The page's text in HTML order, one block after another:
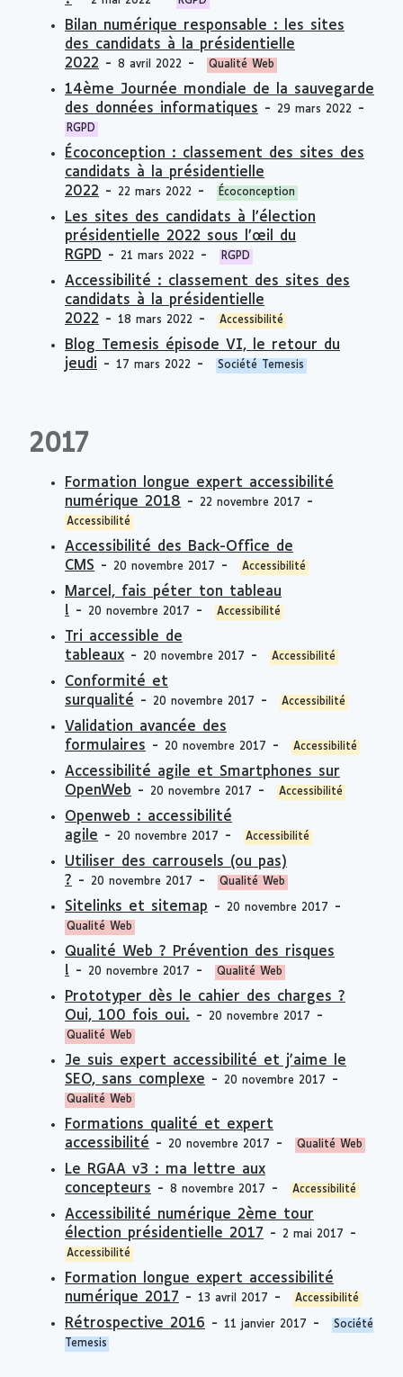
Bilan numérique responsable : les sites
des candidats à la présidentielle
2022 - 8 avril 2022 - Qualité Web
14ème Journée mondiale de la sauvegarde
des données informatiques - 29 mars 2022 -
RGPD
Écoconception : classement des sites des
candidats à la présidentielle
2022 - 22 mars 2022 - Écoconception
Les sites des candidats à l’élection
présidentielle 2022 sous l’œil du
RGPD - 21 mars 2022 - RGPD
Accessibilité : classement des sites des
candidats à la présidentielle
2022 - 18 mars 2022 - Accessibilité
Blog Temesis épisode VI, le retour du
jeudi - 17 mars 2022 - Société Temesis
2017
Formation longue expert accessibilité
numérique 2018 - 22 novembre 2017 -
Accessibilité
Accessibilité des Back-Office de
CMS - 20 novembre 2017 - Accessibilité
Marcel, fais péter ton tableau
! - 20 novembre 2017 - Accessibilité
Tri accessible de
tableaux - 20 novembre 2017 - Accessibilité
Conformité et
surqualité - 20 novembre 2017 - Accessibilité
Validation avancée des
formulaires - 20 novembre 2017 - Accessibilité
Accessibilité agile et Smartphones sur
OpenWeb - 20 novembre 2017 - Accessibilité
Openweb : accessibilité
agile - 20 novembre 2017 - Accessibilité
Utiliser des carrousels (ou pas)
? - 20 novembre 2017 - Qualité Web
Sitelinks et sitemap - 20 novembre 2017 -
Qualité Web
Qualité Web ? Prévention des risques
! - 20 novembre 2017 - Qualité Web
Prototyper dès le cahier des charges ?
Oui, 100 fois oui. - 20 novembre 2017 -
Qualité Web
Je suis expert accessibilité et j'aime le
SEO, sans complexe - 20 novembre 2017 -
Qualité Web
Formations qualité et expert
accessibilité - 20 novembre 2017 - Qualité Web
Le RGAA v3 : ma lettre aux
concepteurs - 8 novembre 2017 - Accessibilité
Accessibilité numérique 2ème tour
élection présidentielle 2017 - 2 mai 2017 -
Accessibilité
Formation longue expert accessibilité
numérique 2017 - 13 avril 2017 - Accessibilité
Rétrospective 2016 - 11 janvier 2017 -
Société
Temesis